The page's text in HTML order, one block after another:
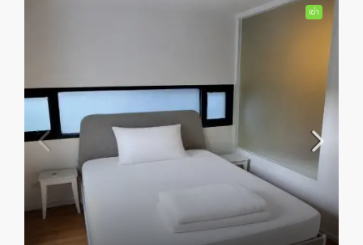
เช่า